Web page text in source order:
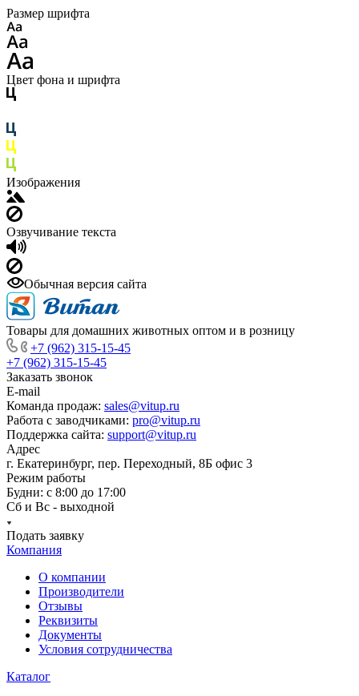
Размер шрифта
Цвет фона и шрифта
Изображения
Озвучивание текста
Обычная версия сайта
Товары для домашних животных оптом и в розницу
+7 (962) 315-15-45
+7 (962) 315-15-45
Заказать звонок
E-mail
Команда продаж: sales@vitup.ru
Работа с заводчиками: pro@vitup.ru
Поддержка сайта: support@vitup.ru
Адрес
г. Екатеринбург, пер. Переходный, 8Б офис 3
Режим работы
Будни: с 8:00 до 17:00
Сб и Вс - выходной
Подать заявку
Компания
О компании
Производители
Отзывы
Реквизиты
Документы
Условия сотрудничества
Каталог